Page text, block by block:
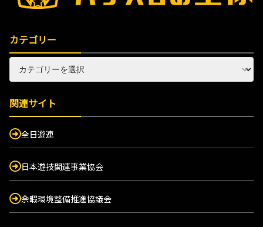
カテゴリー
関連サイト
全日遊連
日本遊技関連事業協会
余暇環境整備推進協議会